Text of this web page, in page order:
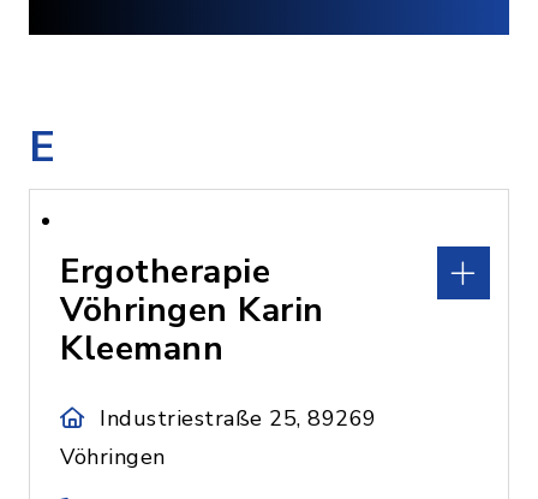
E
Ergotherapie
Vöhringen Karin
Kleemann
Industriestraße 25, 89269
Vöhringen